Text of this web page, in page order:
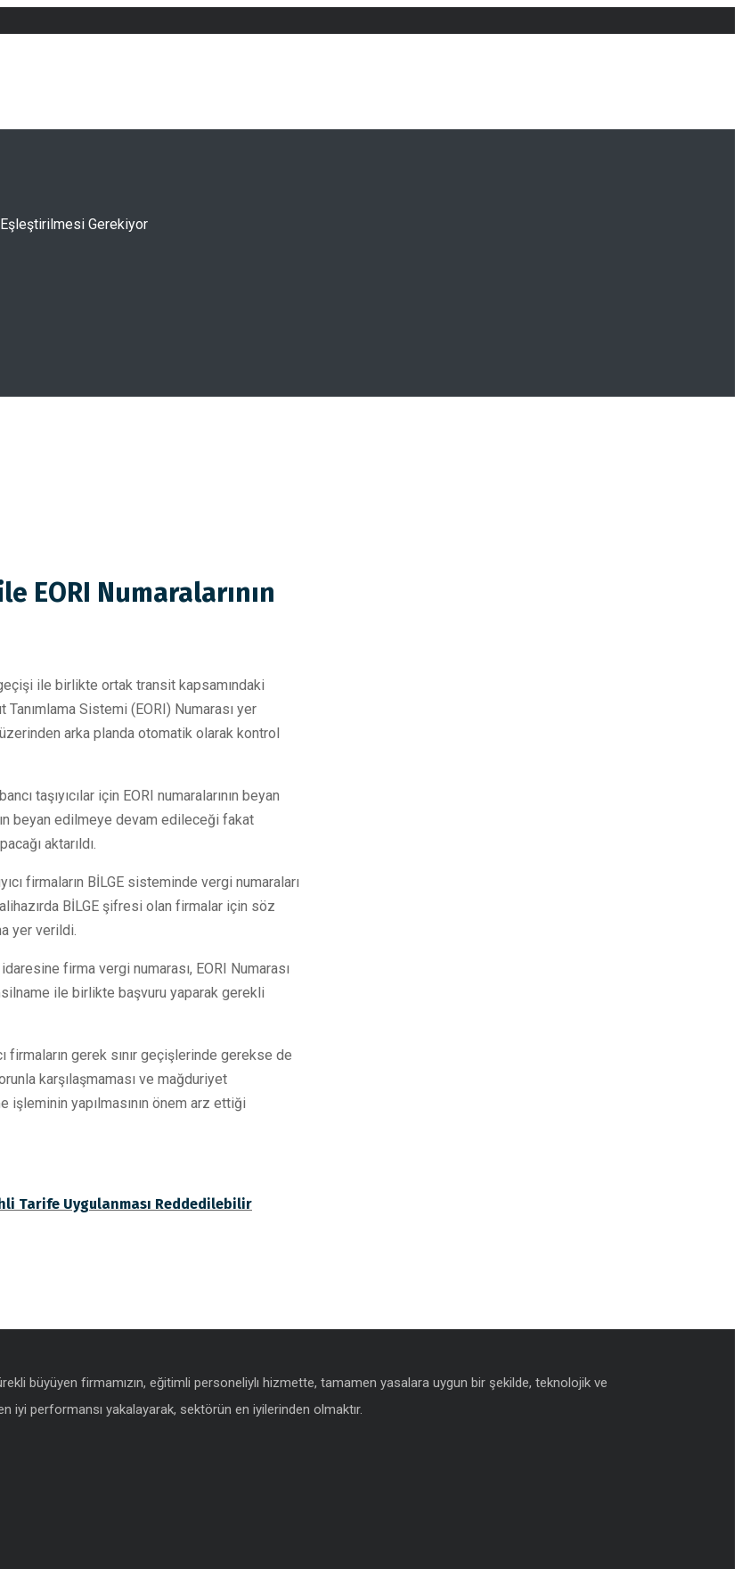
Eşleştirilmesi Gerekiyor
EORI Numaralarının
ile birlikte ortak transit kapsamındaki
Tanımlama Sistemi (EORI) Numarası yer
arka planda otomatik olarak kontrol
taşıyıcılar için EORI numaralarının beyan
beyan edilmeye devam edileceği fakat
aktarıldı.
firmaların BİLGE sisteminde vergi numaraları
BİLGE şifresi olan firmalar için söz
yer verildi.
firma vergi numarası, EORI Numarası
ile birlikte başvuru yaparak gerekli
firmaların gerek sınır geçişlerinde gerekse de
karşılaşmaması ve mağduriyet
işleminin yapılmasının önem arz ettiği
Tarife Uygulanması Reddedilebilir
büyüyen firmamızın, eğitimli personeliylı hizmette, tamamen yasalara uygun bir şekilde, teknolojik ve
iyi performansı yakalayarak, sektörün en iyilerinden olmaktır.